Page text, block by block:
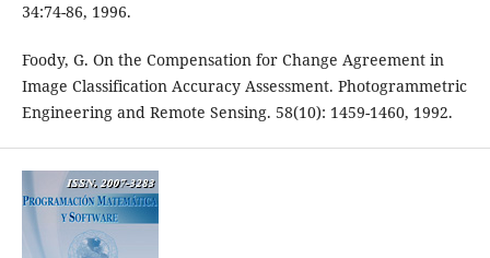
34:74-86, 1996.
Foody, G. On the Compensation for Change Agreement in
Image Classification Accuracy Assessment. Photogrammetric
Engineering and Remote Sensing. 58(10): 1459-1460, 1992.